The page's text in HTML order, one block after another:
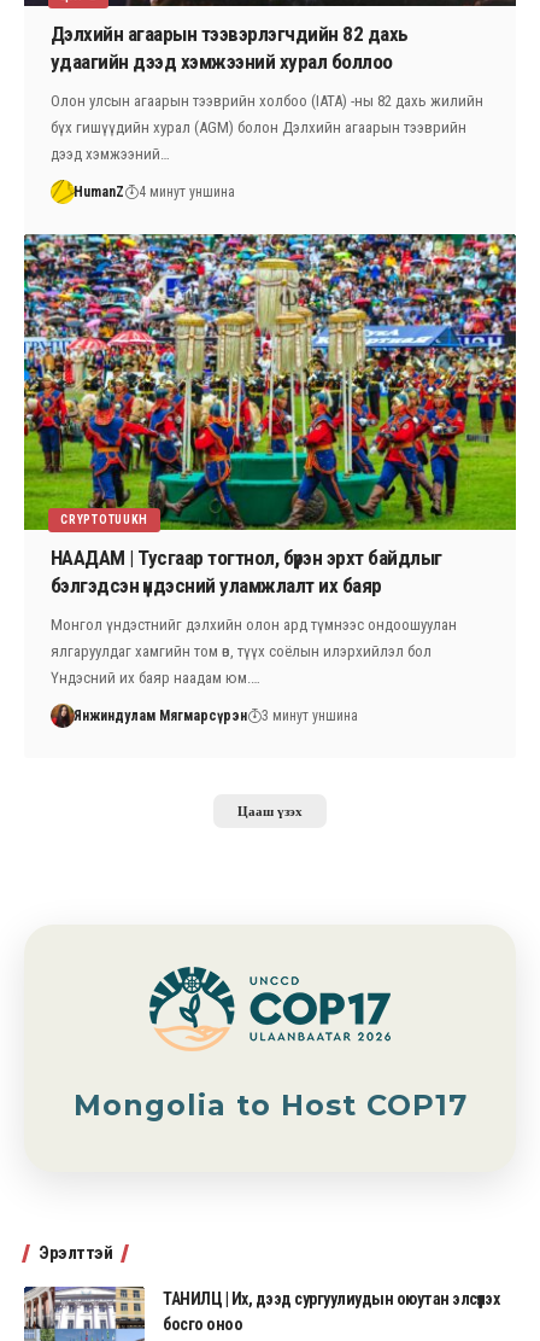
Дэлхийн агаарын тээвэрлэгчдийн 82 дахь
удаагийн дээд хэмжээний хурал боллоо
Олон улсын агаарын тээврийн холбоо (IATA) -ны 82 дахь жилийн
бүх гишүүдийн хурал (AGM) болон Дэлхийн агаарын тээврийн
дээд хэмжээний…
HumanZ 4 минут уншина
CRYPTOTUUKH
НААДАМ | Тусгаар тогтнол, бүрэн эрхт байдлыг
бэлгэдсэн үндэсний уламжлалт их баяр
Монгол үндэстнийг дэлхийн олон ард түмнээс ондоошуулан
ялгаруулдаг хамгийн том өв, түүх соёлын илэрхийлэл бол
Үндэсний их баяр наадам юм.…
Янжиндулам Мягмарсүрэн 3 минут уншина
Цааш үзэх
Mongolia to Host COP17
Эрэлттэй
ТАНИЛЦ | Их, дээд сургуулиудын оюутан элсүүлэх
босго оноо